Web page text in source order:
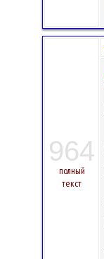
964
полный
текст